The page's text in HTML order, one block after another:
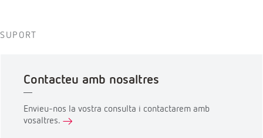
SUPORT
Contacteu amb nosaltres
Envieu-nos la vostra consulta i contactarem amb
vosaltres.